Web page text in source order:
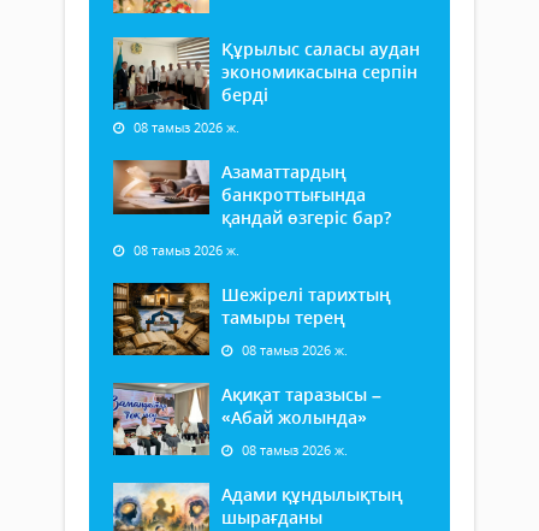
Құрылыс саласы аудан
экономикасына серпін
берді
08 тамыз 2026 ж.
Азаматтардың
банкроттығында
қандай өзгеріс бар?
08 тамыз 2026 ж.
Шежірелі тарихтың
тамыры терең
08 тамыз 2026 ж.
Ақиқат таразысы –
«Абай жолында»
08 тамыз 2026 ж.
Адами құндылықтың
шырағданы